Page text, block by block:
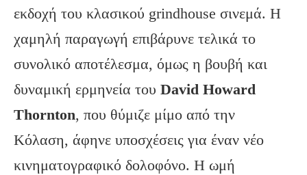
εκδοχή του κλασικού grindhouse σινεμά. Η
χαμηλή παραγωγή επιβάρυνε τελικά το
συνολικό αποτέλεσμα, όμως η βουβή και
δυναμική ερμηνεία του David Howard
Thornton, που θύμιζε μίμο από την
Κόλαση, άφηνε υποσχέσεις για έναν νέο
κινηματογραφικό δολοφόνο. Η ωμή